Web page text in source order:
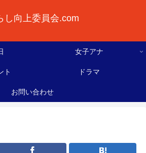
し向上委員会.com
女子アナ
ト ドラマ
お問い合わせ